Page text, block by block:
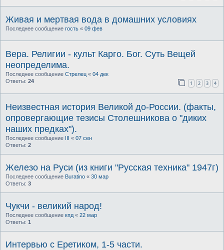
Живая и мертвая вода в домашних условиях
Последнее сообщение гость « 09 фев
Вера. Религии - культ Карго. Бог. Суть Вещей
неопределима.
Последнее сообщение Стрелец « 04 дек
Ответы: 24 1 2 3 4
Неизвестная история Великой до-России. (факты,
опровергающие тезисы Столешникова о "диких
наших предках").
Последнее сообщение « 07 сен
Ответы: 2
Железо на Руси (из книги "Русская техника" 1947г)
Последнее сообщение Buratino « 30 мар
Ответы: 3
Чукчи - великий народ!
Последнее сообщение кпд« 22 мар
Ответы: 1
Интервью с Еретиком, 1-5 части.